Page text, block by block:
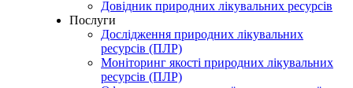
Довідник природних лікувальних ресурсів
Послуги
Дослідження природних лікувальних
ресурсів (ПЛР)
Моніторинг якості природних лікувальних
ресурсів (ПЛР)